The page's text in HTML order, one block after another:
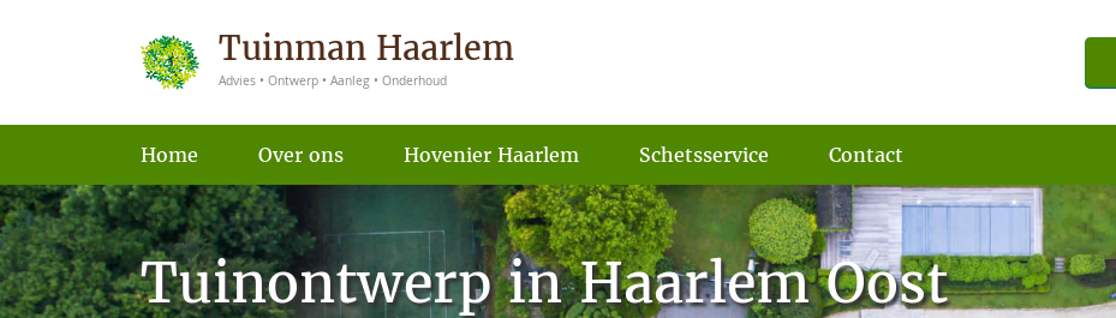
Tuinman Haarlem
Advies • Ontwerp • Aanleg • Onderhoud
Home Over ons Hovenier Haarlem Schetsservice Contact
Tuinontwerp in Haarlem Oost